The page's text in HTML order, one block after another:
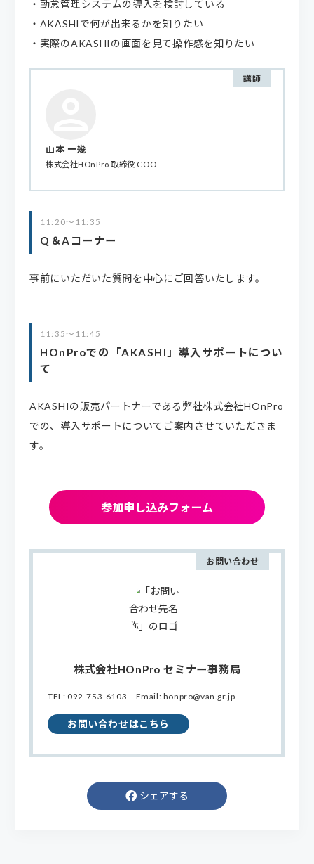
・勤怠管理システムの導入を検討している
・AKASHIで何が出来るかを知りたい
・実際のAKASHIの画面を見て操作感を知りたい
講師
山本 一幾
株式会社HOnPro 取締役 COO
11:20～11:35
Q＆Aコーナー
事前にいただいた質問を中心にご回答いたします。
11:35～11:45
HOnProでの「AKASHI」導入サポートについ
て
AKASHIの販売パートナーである弊社株式会社HOnPro
での、導入サポートについてご案内させていただきま
す。
参加申し込みフォーム
お問い合わせ
株式会社HOnPro セミナー事務局
TEL: 092-753-6103 Email: honpro@van.gr.jp
お問い合わせはこちら
シェアする